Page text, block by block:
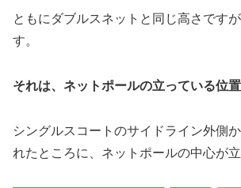
ともにダブルスネットと同じ高さです
す。
それは、ネットポールの立っている位置
シングルスコートのサイドライン外側
れたところに、ネットポールの中心が立